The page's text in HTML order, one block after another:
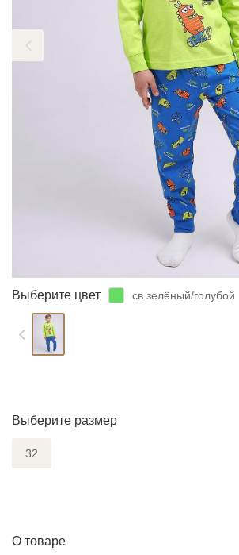
Выберите цвет св.зелёный/голубой
Выберите размер
32
О товаре